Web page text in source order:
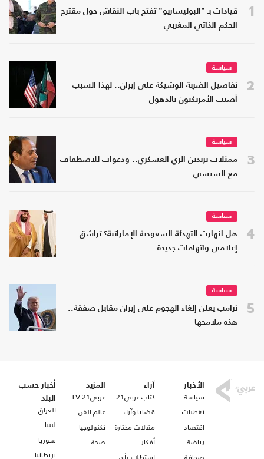
1
قيادات بـ "البوليساريو" تفتح باب النقاش حول مقترح
الحكم الذاتي المغربي
2
سياسة
تفاصيل الضربة الوشيكة على إيران.. لهذا السبب
أصيب الأمريكيون بالذهول
3
سياسة
ممثلات يرتدين الزي العسكري.. ودعوات للاصطفاف
مع السيسي
4
سياسة
هل انهارت التهدئة السعودية الإماراتية؟ تراشق
إعلامي واتهامات جديدة
5
سياسة
ترامب يعلن إلغاء الهجوم على إيران مقابل صفقة..
هذه ملامحها
الأخبار
سياسة
تغطيات
اقتصاد
رياضة
آراء
كتاب عربي21
قضايا وآراء
مقالات مختارة
أفكار
المزيد
عربي21 TV
عالم الفن
تكنولوجيا
صحة
أخبار حسب
البلد
العراق
ليبيا
سوريا
بريطانيا